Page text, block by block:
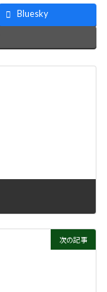
Bluesky
次の記事